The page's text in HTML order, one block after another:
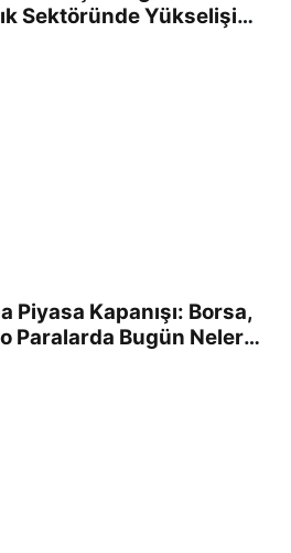
Sektöründe Yükselişi
Piyasa Kapanışı: Borsa,
Paralarda Bugün Neler